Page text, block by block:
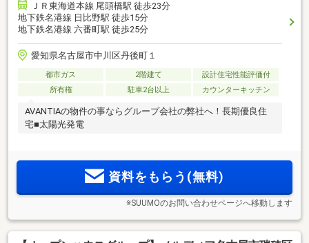
ＪＲ東海道本線 尾頭橋駅 徒歩23分
地下鉄名港線 日比野駅 徒歩15分
地下鉄名港線 六番町駅 徒歩25分
愛知県名古屋市中川区丹後町１
都市ガス 2階建て
設計住宅性能評価付
所有権
駐車2台以上 カウンターキッチン
AVANTIAの物件の事ならグループ会社の弊社へ！長期優良住
宅■太陽光発電
資料をもらう(無料)
※SUUMOのお問い合わせページへ移動します